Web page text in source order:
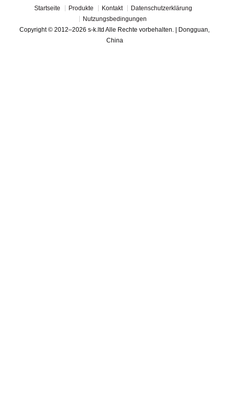
Startseite Produkte Kontakt
Datenschutzerklärung
Nutzungsbedingungen
Copyright © 2012–2026 s-k.ltd Alle Rechte vorbehalten. | Dongguan,
China